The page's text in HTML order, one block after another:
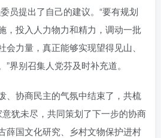
员提出了自己的建议。“要有规划
，投入人力物力和精力，调动一批
力量，真正能够实现望得见山、
界别召集人党芬及时补充道。
、协商民主的气氛中结束了，共梳
犹未尽，共同策划了下一步的协商
国文化研究、乡村文物保护进村